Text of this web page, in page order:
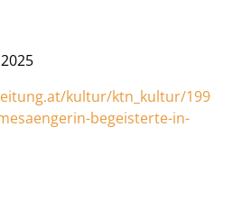
kultur/ktn_kultur/199
begeisterte-in-